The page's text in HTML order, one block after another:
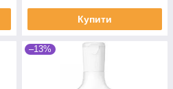
Купити
–13%